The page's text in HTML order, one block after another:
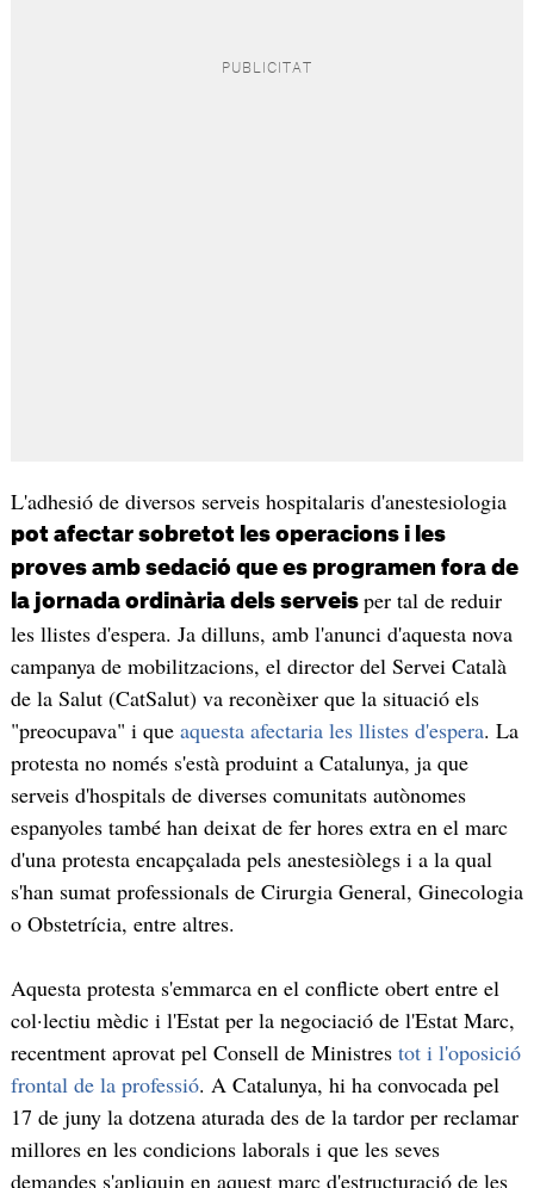
L'adhesió de diversos serveis hospitalaris d'anestesiologia
pot afectar sobretot les operacions i les
proves amb sedació que es programen fora de
la jornada ordinària dels serveis per tal de reduir
les llistes d'espera. Ja dilluns, amb l'anunci d'aquesta nova
campanya de mobilitzacions, el director del Servei Català
de la Salut (CatSalut) va reconèixer que la situació els
"preocupava" i que aquesta afectaria les llistes d'espera. La
protesta no només s'està produint a Catalunya, ja que
serveis d'hospitals de diverses comunitats autònomes
espanyoles també han deixat de fer hores extra en el marc
d'una protesta encapçalada pels anestesiòlegs i a la qual
s'han sumat professionals de Cirurgia General, Ginecologia
o Obstetrícia, entre altres.
Aquesta protesta s'emmarca en el conflicte obert entre el
col·lectiu mèdic i l'Estat per la negociació de l'Estat Marc,
recentment aprovat pel Consell de Ministres tot i l'oposició
frontal de la professió. A Catalunya, hi ha convocada pel
17 de juny la dotzena aturada des de la tardor per reclamar
millores en les condicions laborals i que les seves
demandes s'apliquin en aquest marc d'estructuració de les